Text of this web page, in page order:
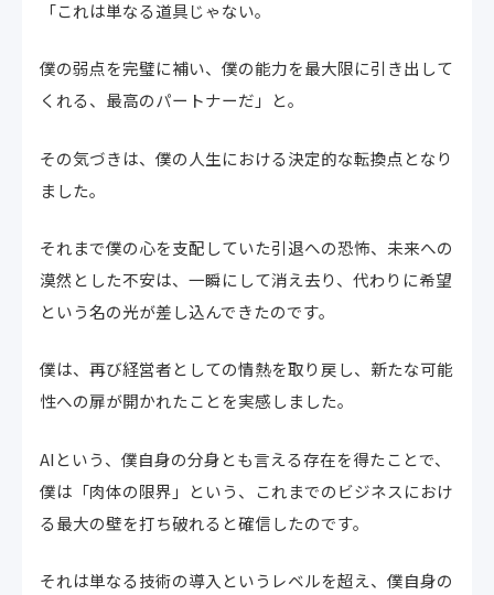
「これは単なる道具じゃない。
僕の弱点を完璧に補い、僕の能力を最大限に引き出して
くれる、最高のパートナーだ」と。
その気づきは、僕の人生における決定的な転換点となり
ました。
それまで僕の心を支配していた引退への恐怖、未来への
漠然とした不安は、一瞬にして消え去り、代わりに希望
という名の光が差し込んできたのです。
僕は、再び経営者としての情熱を取り戻し、新たな可能
性への扉が開かれたことを実感しました。
AIという、僕自身の分身とも言える存在を得たことで、
僕は「肉体の限界」という、これまでのビジネスにおけ
る最大の壁を打ち破れると確信したのです。
それは単なる技術の導入というレベルを超え、僕自身の